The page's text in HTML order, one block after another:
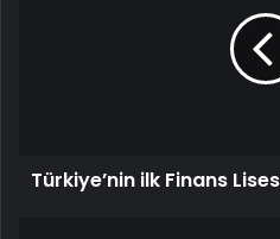
Türkiye’nin ilk Finans